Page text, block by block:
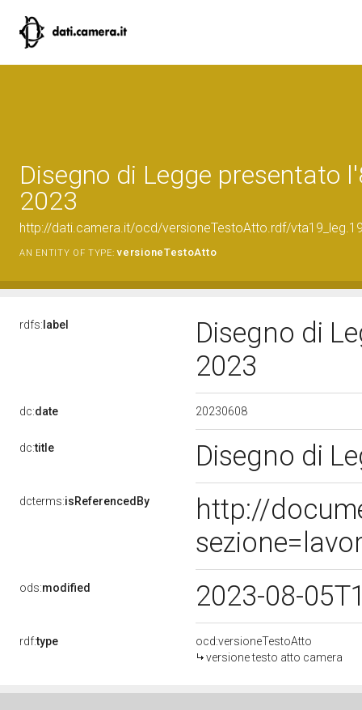
Disegno di Legge presentato
2023
http://dati.camera.it/ocd/versioneTestoAtto.rdf/
AN ENTITY OF TYPE: versioneTestoAtto
rdfs: label
Disegno di
2023
dc:date 20230608
dc:title Disegno di
dcterms:isReferencedBy
http://
ods:modified 2023-08-
rdf:type
ocd:versioneTestoAtto
versione testo atto camera